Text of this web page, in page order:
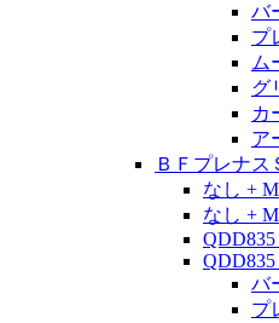
バ
プ
ム
グ
カ
ア
ＢＦプレナス
なし +
なし +
バ
プ